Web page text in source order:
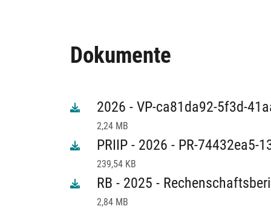
Dokumente
2026 - VP-ca81da92-5f3d-
2,24 MB
PRIIP - 2026 - PR-
239,54 KB
RB - 2025 -
2,84 MB